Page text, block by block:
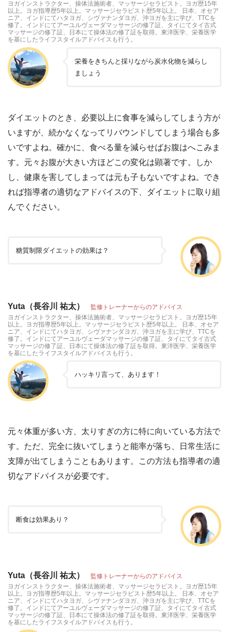
ヨガインストラクター、操体法施術者、マッサージセラピスト。ヨガ歴15年
以上。ヨガ指導歴5年以上。マッサージセラピスト歴5年以上。 日本、オセア
ニア、インドにてハタヨガ、シヴァナンダヨガ、沖ヨガを主に学び、TTCを
修了。インドにてアーユルヴェーダマッサージの修了証、タイにてタイ古式
マッサージの修了証、日本にて操体法の修了証を取得。東洋医学、栄養医学
を基にしたライフスタイルアドバイスも行う。
栄養をきちんと採りながら炭水化物を減らし
ましょう
ダイエットのとき、必要以上に食事を減らしてしまう方が
いますが、続かなくなってリバウンドしてしまう場合も多
いですよね。確かに、食べる量を減らせばお腹はへこみま
す。元々お腹が大きい方ほどこの変化は顕著です。しか
し、健康を害してしまっては元も子もないですよね。でき
れば指導者の適切なアドバイスの下、ダイエットに取り組
んでください。
糖質制限ダイエットの効果は？
Yuta（長谷川 祐太） 監修トレーナーからのアドバイス
ヨガインストラクター、操体法施術者、マッサージセラピスト。ヨガ歴15年
以上。ヨガ指導歴5年以上。マッサージセラピスト歴5年以上。 日本、オセア
ニア、インドにてハタヨガ、シヴァナンダヨガ、沖ヨガを主に学び、TTCを
修了。インドにてアーユルヴェーダマッサージの修了証、タイにてタイ古式
マッサージの修了証、日本にて操体法の修了証を取得。東洋医学、栄養医学
を基にしたライフスタイルアドバイスも行う。
ハッキリ言って、あります！
元々体重が多い方、太りすぎの方に特に向いている方法で
す。ただ、完全に抜いてしまうと能率が落ち、日常生活に
支障が出てしまうこともあります。この方法も指導者の適
切なアドバイスが必要です。
断食は効果あり？
Yuta（長谷川 祐太） 監修トレーナーからのアドバイス
ヨガインストラクター、操体法施術者、マッサージセラピスト。ヨガ歴15年
以上。ヨガ指導歴5年以上。マッサージセラピスト歴5年以上。 日本、オセア
ニア、インドにてハタヨガ、シヴァナンダヨガ、沖ヨガを主に学び、TTCを
修了。インドにてアーユルヴェーダマッサージの修了証、タイにてタイ古式
マッサージの修了証、日本にて操体法の修了証を取得。東洋医学、栄養医学
を基にしたライフスタイルアドバイスも行う。